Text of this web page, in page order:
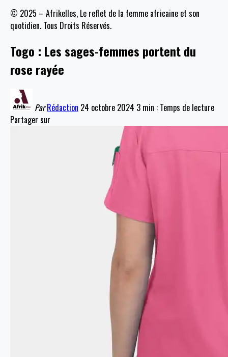
© 2025 – Afrikelles, Le reflet de la femme africaine et son
quotidien. Tous Droits Réservés.
Togo : Les sages-femmes portent du
rose rayée
Par Rédaction 24 octobre 2024 3 min : Temps de lecture
Partager sur